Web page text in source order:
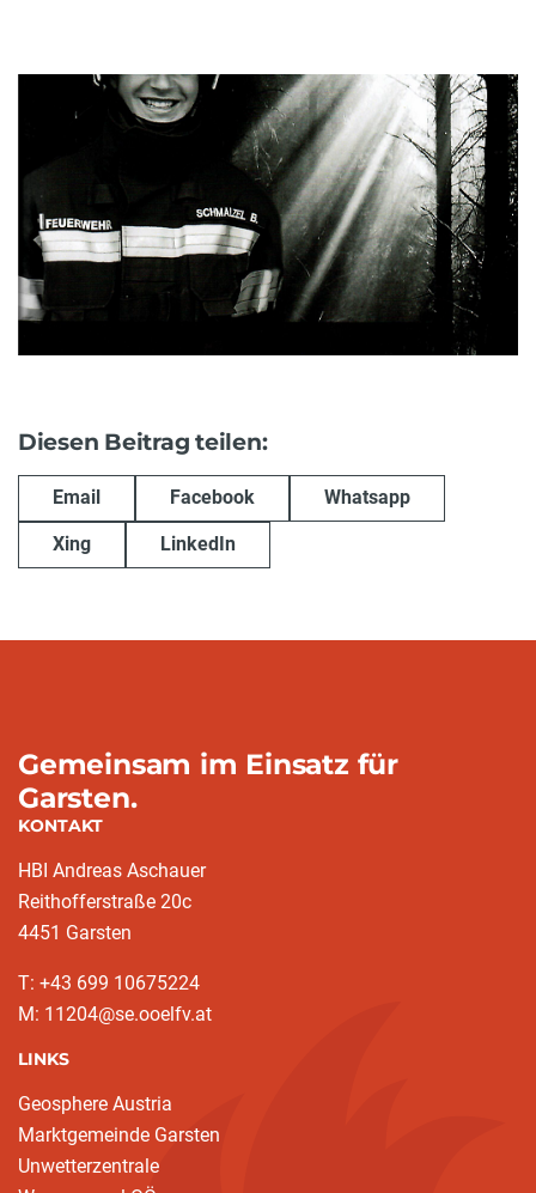
Diesen Beitrag teilen:
Email Facebook Whatsapp
Xing LinkedIn
Gemeinsam im Einsatz für
Garsten.
KONTAKT
HBI Andreas Aschauer
Reithofferstraße 20c
4451 Garsten
T: ‭+43 699 10675224‬
M: 11204@se.ooelfv.at
LINKS
Geosphere Austria
Marktgemeinde Garsten
Unwetterzentrale